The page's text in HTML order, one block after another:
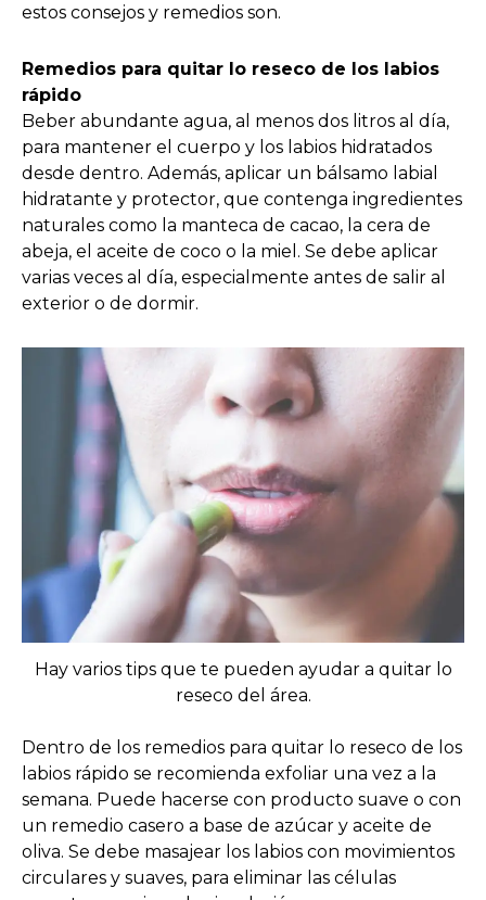
estos consejos y remedios son.
Remedios para quitar lo reseco de los labios
rápido
Beber abundante agua, al menos dos litros al día,
para mantener el cuerpo y los labios hidratados
desde dentro. Además, aplicar un bálsamo labial
hidratante y protector, que contenga ingredientes
naturales como la manteca de cacao, la cera de
abeja, el aceite de coco o la miel. Se debe aplicar
varias veces al día, especialmente antes de salir al
exterior o de dormir.
Hay varios tips que te pueden ayudar a quitar lo
reseco del área.
Dentro de los remedios para quitar lo reseco de los
labios rápido se recomienda exfoliar una vez a la
semana. Puede hacerse con producto suave o con
un remedio casero a base de azúcar y aceite de
oliva. Se debe masajear los labios con movimientos
circulares y suaves, para eliminar las células